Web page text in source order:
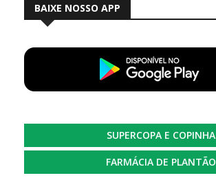
BAIXE NOSSO APP
SUPERCOPA E COPINHA
FARMÁCIA DE PLANTÃO